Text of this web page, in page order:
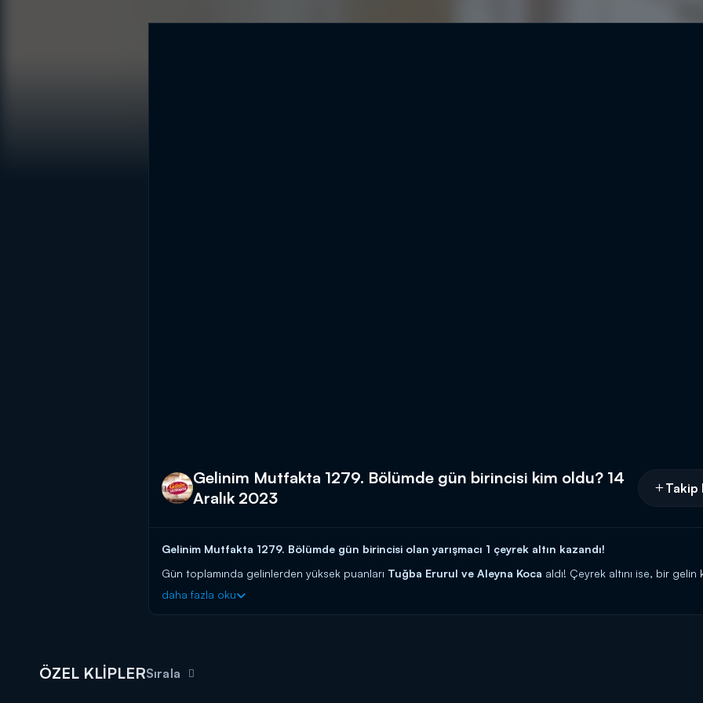
Gelinim Mutfakta 1279. Bölümde gün birincisi kim oldu? 14
Aralık 2023
Takip
Gelinim Mutfakta 1279. Bölümde gün birincisi olan yarışmacı 1 çeyrek altın kazandı!
Gün toplamında gelinlerden yüksek puanları Tuğba Erurul ve Aleyna Koca aldı! Çeyrek altını ise, bir gelin
Başladığı tarihten itibaren hafta birincilerine 10 altın bilezik ödül veren yarışma programı kasasındaki diğer
BAŞVURULARINIZ İÇİN WEB ADRESİ:
daha fazla oku
ÖZEL KLİPLERSırala